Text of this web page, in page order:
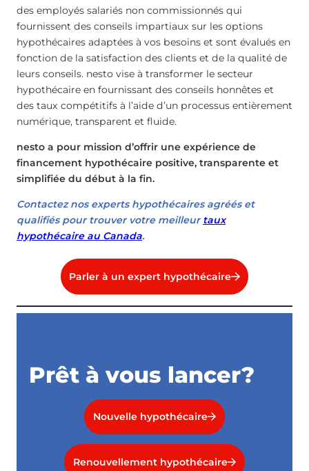
des employés salariés non commissionnés qui
fournissent des conseils impartiaux sur les options
hypothécaires adaptées à vos besoins et sont évalués en
fonction de la satisfaction des clients et de la qualité de
leurs conseils. nesto vise à transformer le secteur
hypothécaire en fournissant des conseils honnêtes et
des taux compétitifs à l’aide d’un processus entièrement
numérique, transparent et fluide.
nesto a pour mission d’offrir une expérience de
financement hypothécaire positive, transparente et
simplifiée du début à la fin.
Contactez nos experts hypothécaires agréés et
qualifiés pour trouver votre meilleurtaux
hypothécaire au Canada.
Parler à un expert hypothécaire
Prêt à vous lancer?
Nouvelle hypothécaire
Renouvellement hypothécaire